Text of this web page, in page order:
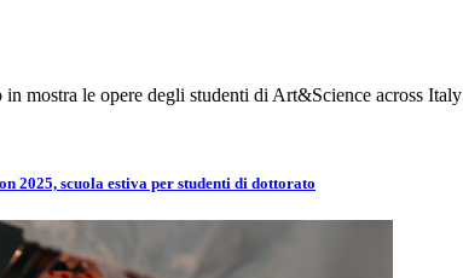
in mostra le opere degli studenti di Art&Science across Italy
2025, scuola estiva per studenti di dottorato